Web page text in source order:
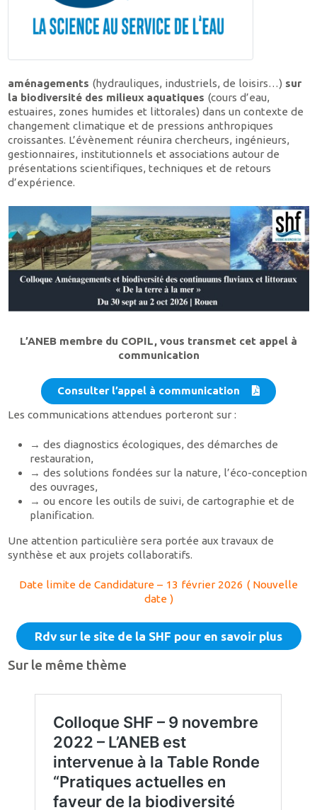
aménagements (hydrauliques, industriels, de loisirs…) sur
la biodiversité des milieux aquatiques (cours d’eau,
estuaires, zones humides et littorales) dans un contexte de
changement climatique et de pressions anthropiques
croissantes. L’évènement réunira chercheurs, ingénieurs,
gestionnaires, institutionnels et associations autour de
présentations scientifiques, techniques et de retours
d’expérience.
L’ANEB membre du COPIL, vous transmet cet appel à
communication
Consulter l’appel à communication
Les communications attendues porteront sur :
→ des diagnostics écologiques, des démarches de
restauration,
→ des solutions fondées sur la nature, l’éco-conception
des ouvrages,
→ ou encore les outils de suivi, de cartographie et de
planification.
Une attention particulière sera portée aux travaux de
synthèse et aux projets collaboratifs.
Date limite de Candidature – 13 février 2026 ( Nouvelle
date )
Rdv sur le site de la SHF pour en savoir plus
Sur le même thème